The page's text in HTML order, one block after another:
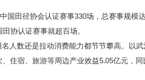
田径协会认证赛事330场，总赛事规模
协认证赛事就超百场。
数还是拉动消费能力都节节攀高。以
住宿、旅游等周边产业效益5.05亿元，